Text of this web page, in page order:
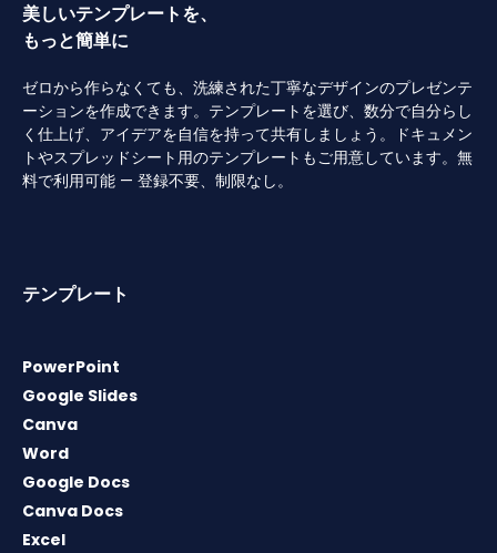
美しいテンプレートを、
もっと簡単に
ゼロから作らなくても、洗練された丁寧なデザインのプレゼンテ
ーションを作成できます。テンプレートを選び、数分で自分らし
く仕上げ、アイデアを自信を持って共有しましょう。ドキュメン
トやスプレッドシート用のテンプレートもご用意しています。無
料で利用可能 — 登録不要、制限なし。
テンプレート
PowerPoint
Google Slides
Canva
Word
Google Docs
Canva Docs
Excel